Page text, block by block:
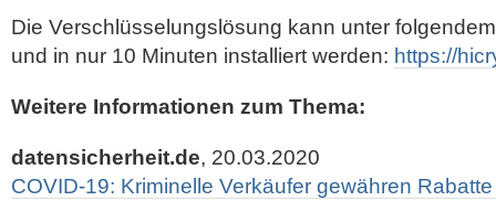
Die Verschlüsselungslösung kann unter
und in nur 10 Minuten installiert werden: https://
Weitere Informationen zum Thema:
datensicherheit.de, 20.03.2020
COVID-19: Kriminelle Verkäufer gewähren